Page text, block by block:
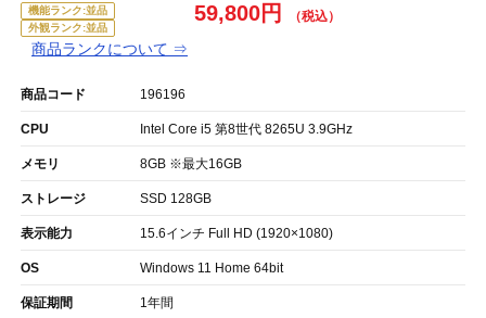
機能ランク:並品
外観ランク:並品
商品ランクについて ⇒
59,800円
商品コード 196196
CPU Intel Core i5 第8世代 8265U 3.9GHz
メモリ 8GB ※最大16GB
ストレージ SSD 128GB
表示能力 15.6インチ Full HD (1920×1080)
OS Windows 11 Home 64bit
保証期間 1年間